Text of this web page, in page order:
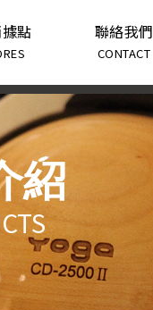
點 聯絡我們
CONTACT
紹